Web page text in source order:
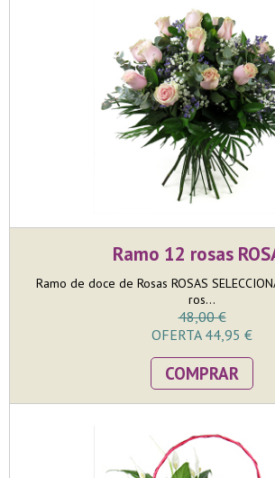
Ramo 12 rosas
Ramo de doce de Rosas ROSAS
ros...
48,00 €
OFERTA 44,95 €
COMPRAR